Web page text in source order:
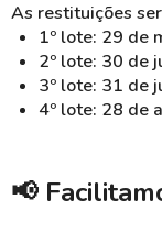
As restituições
1º lote: 29 de
2º lote: 30 de
3º lote: 31 de
4º lote: 28 de
📢